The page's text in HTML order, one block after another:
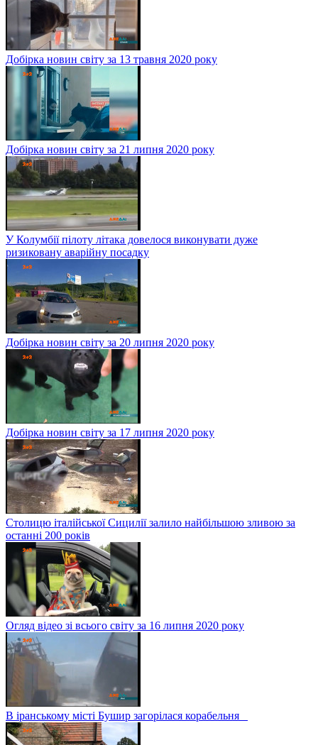
Добірка новин світу за 13 травня 2020 року
Добірка новин світу за 21 липня 2020 року
У Колумбії пілоту літака довелося виконувати дуже
ризиковану аварійну посадку
Добірка новин світу за 20 липня 2020 року
Добірка новин світу за 17 липня 2020 року
Столицю італійської Сицилії залило найбільшою зливою за
останні 200 років
Огляд відео зі всього світу за 16 липня 2020 року
В іранському місті Бушир загорілася корабельня